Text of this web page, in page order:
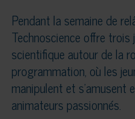
Pendant la semaine de
Technoscience offre trois
scientifique autour de la
programmation, où les
manipulent et s’amusent
animateurs passionnés.